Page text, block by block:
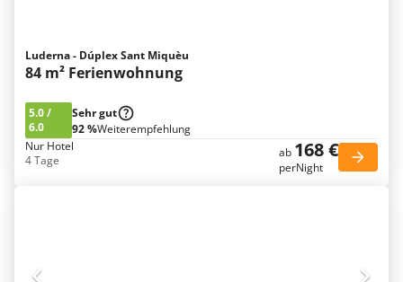
Luderna - Dúplex Sant Miquèu
84 m² Ferienwohnung
5.0/
6.0
Sehr gut
92 %Weiterempfehlung
Nur Hotel
4 Tage
ab 168 €
perNight